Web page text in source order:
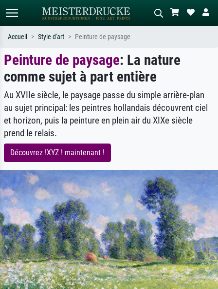
Recherche standard Recherche d'images IA
Recherchez par artiste, titre ou style –
ex. Monet, Nuit étoilée,
impressionnisme, vague de Hokusai,
nu.
Décrivez la scène – ex. prairie verte,
abstrait avec beaucoup de rouge,
tableau sombre, nu debout près d'un
arbre.
Accueil Style d'art Peinture de paysage
Peinture de paysage: La nature
comme sujet à part entière
Au XVIIe siècle, le paysage passe du simple arrière-plan
au sujet principal: les peintres hollandais découvrent ciel
et horizon, puis la peinture en plein air du XIXe siècle
prend le relais.
Découvrez !XYZ ! maintenant !